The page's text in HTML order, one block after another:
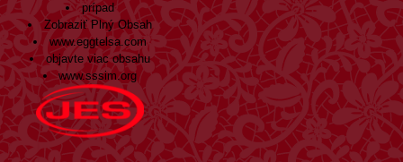
prípad
Zobraziť Plný Obsah
www.eggtelsa.com
objavte viac obsahu
www.sssim.org